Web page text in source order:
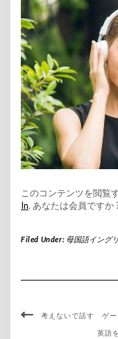
このコンテンツを閲覧
In. あなたは会員ですか
Filed Under: 母国語イング
考えないで話す ゲ
英語